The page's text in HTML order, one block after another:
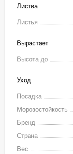
Листва
Листья
Вырастает
Высота до
Уход
Посадка
Морозостойкость
Бренд
Страна
Вес